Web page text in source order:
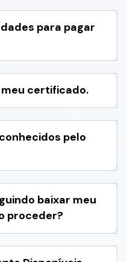
para pagar
certificado.
pelo
baixar meu
proceder?